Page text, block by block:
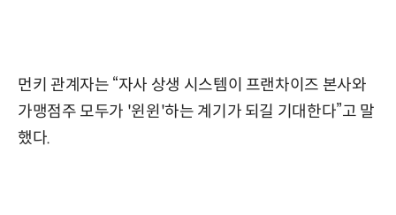
먼키 관계자는 “자사 상생 시스템이 프랜차이즈 본사와
가맹점주 모두가 '윈윈'하는 계기가 되길 기대한다”고 말
했다.